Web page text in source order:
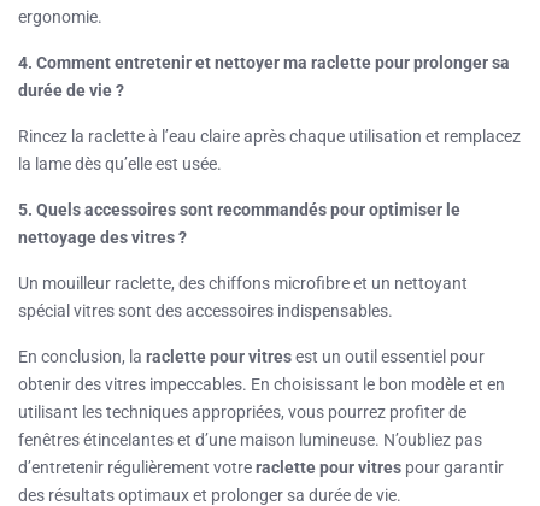
ergonomie.
4. Comment entretenir et nettoyer ma raclette pour prolonger sa
durée de vie ?
Rincez la raclette à l’eau claire après chaque utilisation et remplacez
la lame dès qu’elle est usée.
5. Quels accessoires sont recommandés pour optimiser le
nettoyage des vitres ?
Un mouilleur raclette, des chiffons microfibre et un nettoyant
spécial vitres sont des accessoires indispensables.
En conclusion, la raclette pour vitresest un outil essentiel pour
obtenir des vitres impeccables. En choisissant le bon modèle et en
utilisant les techniques appropriées, vous pourrez profiter de
fenêtres étincelantes et d’une maison lumineuse. N’oubliez pas
d’entretenir régulièrement votreraclette pour vitres pour garantir
des résultats optimaux et prolonger sa durée de vie.